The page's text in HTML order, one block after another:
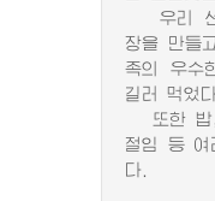
우리 선
장을 만들
족의 우수
길러 먹었
또한 밥,
절임 등 여
다.